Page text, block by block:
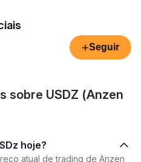
+Seguir
sobre USDZ (Anzen
hoje?
atual de trading de Anzen